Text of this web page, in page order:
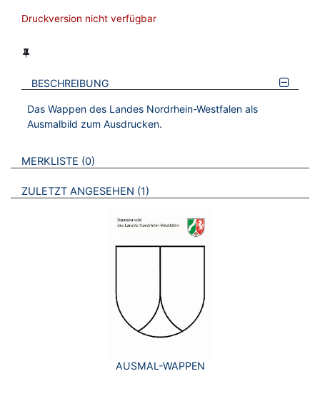
Druckversion nicht verfügbar
BESCHREIBUNG
Das Wappen des Landes Nordrhein-Westfalen als
Ausmalbild zum Ausdrucken.
VERWEISE AUF VERMERKTE- ODER ZULETZT ANGESEHENE
MERKLISTE 0 BROSCHÜREN
ZULETZT ANGESEHEN 1 BROSCHÜREN
AUSMAL-WAPPEN